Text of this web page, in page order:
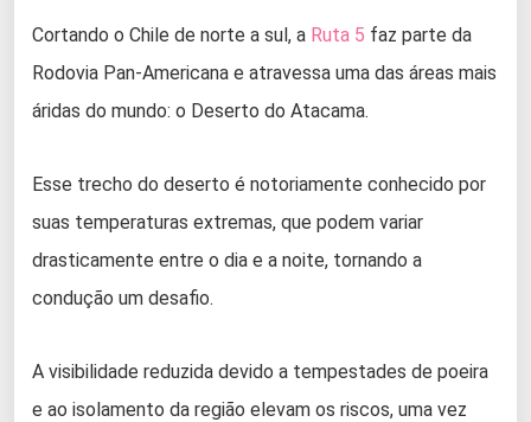
Cortando o Chile de norte a sul, a Ruta 5 faz parte da
Rodovia Pan-Americana e atravessa uma das áreas mais
áridas do mundo: o Deserto do Atacama.
Esse trecho do deserto é notoriamente conhecido por
suas temperaturas extremas, que podem variar
drasticamente entre o dia e a noite, tornando a
condução um desafio.
A visibilidade reduzida devido a tempestades de poeira
e ao isolamento da região elevam os riscos, uma vez